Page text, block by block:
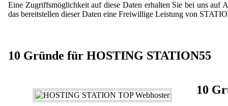
Eine Zugriffsmöglichkeit auf diese Daten erhalten Sie bei uns auf
das bereitstellen dieser Daten eine Freiwillige Leistung von
10 Gründe für HOSTING STATION55
10